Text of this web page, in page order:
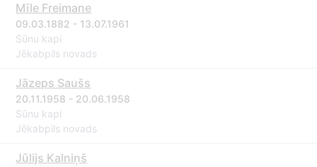
Mīle Freimane
09.03.1882 - 13.07.1961
Sūnu kapi
Jēkabpils novads
Jāzeps Saušs
20.11.1958 - 20.06.1958
Sūnu kapi
Jēkabpils novads
Jūlijs Kalniņš